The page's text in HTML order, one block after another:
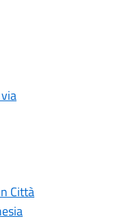
Città